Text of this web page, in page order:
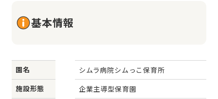
基本情報
園名
シムラ病院シムっこ保育所
施設形態
企業主導型保育園